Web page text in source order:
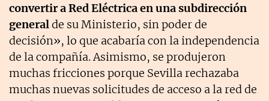
convertir a Red Eléctrica en una subdirección
general de su Ministerio, sin poder de
decisión», lo que acabaría con la independencia
de la compañía. Asimismo, se produjeron
muchas fricciones porque Sevilla rechazaba
muchas nuevas solicitudes de acceso a la red de